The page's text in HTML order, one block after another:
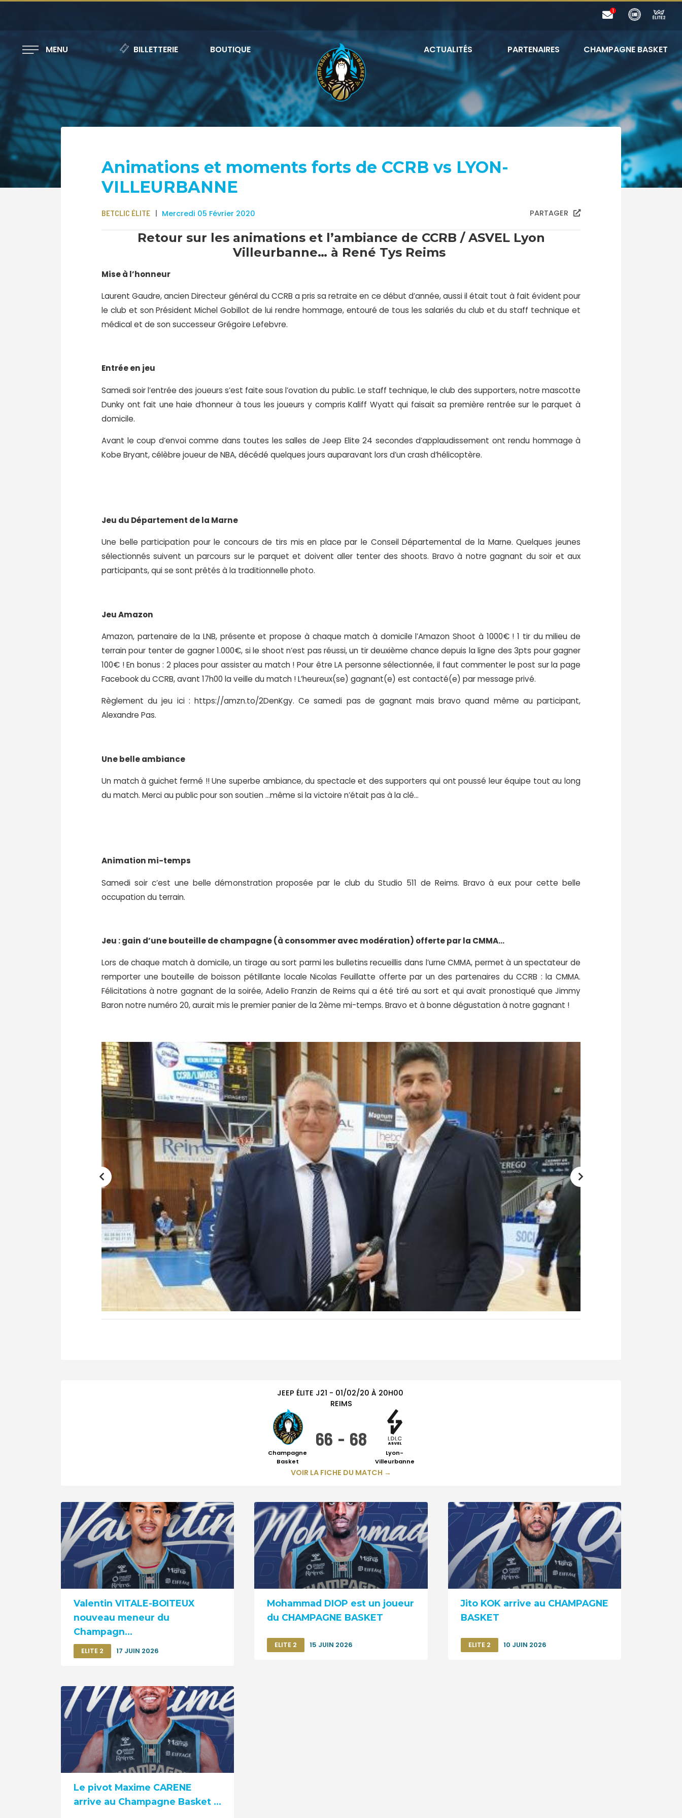
MENU BILLETTERIE BOUTIQUE ACTUALITÉS PARTENAIRES CHAMPAGNE BASKET
Animations et moments forts de CCRB vs LYON-
VILLEURBANNE
BETCLIC ÉLITE Mercredi 05 Février 2020 PARTAGER
Retour sur les animations et l’ambiance de CCRB / ASVEL Lyon
Villeurbanne… à René Tys Reims
Mise à l’honneur
Laurent Gaudre, ancien Directeur général du CCRB a pris sa retraite en ce début d’année, aussi il était tout à fait évident pour
le club et son Président Michel Gobillot de lui rendre hommage, entouré de tous les salariés du club et du staff technique et
médical et de son successeur Grégoire Lefebvre.
Entrée en jeu
Samedi soir l’entrée des joueurs s’est faite sous l’ovation du public. Le staff technique, le club des supporters, notre mascotte
Dunky ont fait une haie d’honneur à tous les joueurs y compris Kaliff Wyatt qui faisait sa première rentrée sur le parquet à
domicile.
Avant le coup d’envoi comme dans toutes les salles de Jeep Elite 24 secondes d’applaudissement ont rendu hommage à
Kobe Bryant, célèbre joueur de NBA, décédé quelques jours auparavant lors d’un crash d’hélicoptère.
Jeu du Département de la Marne
Une belle participation pour le concours de tirs mis en place par le Conseil Départemental de la Marne. Quelques jeunes
sélectionnés suivent un parcours sur le parquet et doivent aller tenter des shoots. Bravo à notre gagnant du soir et aux
participants, qui se sont prêtés à la traditionnelle photo.
Jeu Amazon
Amazon, partenaire de la LNB, présente et propose à chaque match à domicile l’Amazon Shoot à 1000€ ! 1 tir du milieu de
terrain pour tenter de gagner 1.000€, si le shoot n’est pas réussi, un tir deuxième chance depuis la ligne des 3pts pour gagner
100€ ! En bonus : 2 places pour assister au match ! Pour être LA personne sélectionnée, il faut commenter le post sur la page
Facebook du CCRB, avant 17h00 la veille du match ! L’heureux(se) gagnant(e) est contacté(e) par message privé.
Règlement du jeu ici : https://amzn.to/2DenKgy. Ce samedi pas de gagnant mais bravo quand même au participant,
Alexandre Pas.
Une belle ambiance
Un match à guichet fermé !! Une superbe ambiance, du spectacle et des supporters qui ont poussé leur équipe tout au long
du match. Merci au public pour son soutien …même si la victoire n’était pas à la clé…
Animation mi-temps
Samedi soir c’est une belle démonstration proposée par le club du Studio 511 de Reims. Bravo à eux pour cette belle
occupation du terrain.
Jeu : gain d’une bouteille de champagne (à consommer avec modération) offerte par la CMMA…
Lors de chaque match à domicile, un tirage au sort parmi les bulletins recueillis dans l’urne CMMA, permet à un spectateur de
remporter une bouteille de boisson pétillante locale Nicolas Feuillatte offerte par un des partenaires du CCRB : la CMMA.
Félicitations à notre gagnant de la soirée, Adelio Franzin de Reims qui a été tiré au sort et qui avait pronostiqué que Jimmy
Baron notre numéro 20, aurait mis le premier panier de la 2ème mi-temps. Bravo et à bonne dégustation à notre gagnant !
JEEP ÉLITE J21 - 01/02/20 À 20H00
REIMS
Champagne
Basket
66 - 68
Lyon-
Villeurbanne
VOIR LA FICHE DU MATCH →
Valentin VITALE-BOITEUX
nouveau meneur du
Champagn...
ELITE 2 17 JUIN 2026
Mohammad DIOP est un joueur
du CHAMPAGNE BASKET
ELITE 2 15 JUIN 2026
Jito KOK arrive au CHAMPAGNE
BASKET
ELITE 2 10 JUIN 2026
Le pivot Maxime CARENE
arrive au Champagne Basket ...